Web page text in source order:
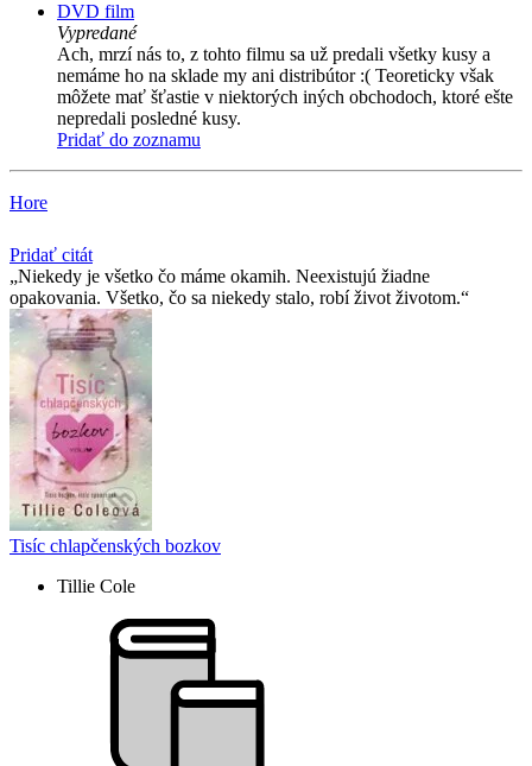
DVD film
Vypredané
Ach, mrzí nás to, z tohto filmu sa už predali všetky kusy a
nemáme ho na sklade my ani distribútor :( Teoreticky však
môžete mať šťastie v niektorých iných obchodoch, ktoré ešte
nepredali posledné kusy.
Pridať do zoznamu
Hore
Pridať citát
Niekedy je všetko čo máme okamih. Neexistujú žiadne
opakovania. Všetko, čo sa niekedy stalo, robí život životom.
Tisíc chlapčenských bozkov
Tillie Cole